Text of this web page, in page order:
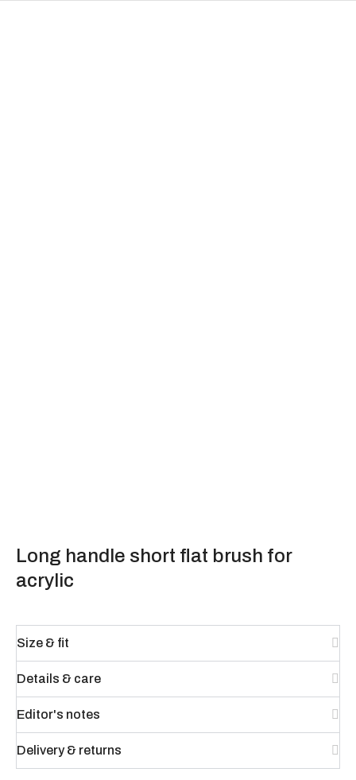
Long handle short flat brush for
acrylic
Size & fit
Details & care
Editor's notes
Delivery & returns